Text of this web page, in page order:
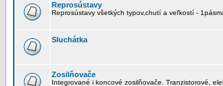
Reprosústavy
Reprosústavy všetkých typov,chutí a veľkostí -
Sluchátka
Zosilňovače
Integrované i koncové zosilňovače. Tranzistorové,